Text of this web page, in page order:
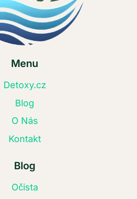
Menu
Detoxy.cz
Blog
O Nás
Kontakt
Blog
Očista